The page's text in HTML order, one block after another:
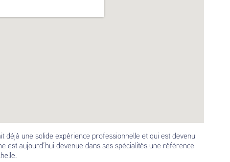
déjà une solide expérience professionnelle et qui est devenu
est aujourd’hui devenue dans ses spécialités une référence